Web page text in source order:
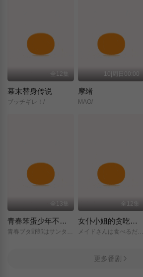
全12集
幕末替身传说
ブッチギレ！/
10|周日00:00
摩绪
MAO/
全13集
青春笨蛋少年不做圣诞服女郎的梦
全12集
女仆小姐的贪吃日常
メイドさんは食べるだけ/
更多番剧